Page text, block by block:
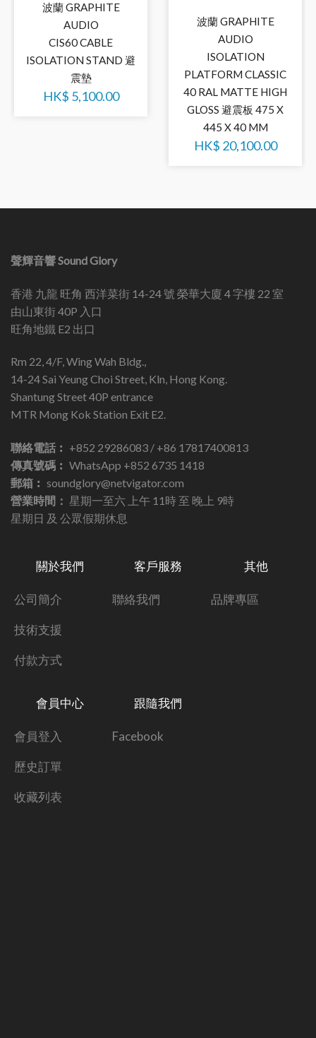
波蘭 GRAPHITE
AUDIO
CIS60 CABLE
ISOLATION STAND 避
震墊
HK$ 5,100.00
波蘭 GRAPHITE
AUDIO
ISOLATION
PLATFORM CLASSIC
40 RAL MATTE HIGH
GLOSS 避震板 475 X
445 X 40 MM
HK$ 20,100.00
聲輝音響 Sound Glory
香港 九龍 旺角 西洋菜街 14-24 號 榮華大廈 4 字樓 22 室
由山東街 40P 入口
旺角地鐵 E2 出口
Rm 22, 4/F, Wing Wah Bldg.,
14-24 Sai Yeung Choi Street, Kln, Hong Kong.
Shantung Street 40P entrance
MTR Mong Kok Station Exit E2.
聯絡電話︰ +852 29286083 / +86 17817400813
傳真號碼︰ WhatsApp +852 6735 1418
郵箱︰ soundglory@netvigator.com
營業時間： 星期一至六 上午 11時 至 晚上 9時
星期日 及 公眾假期休息
關於我們
公司簡介
技術支援
付款方式
客戶服務
聯絡我們
其他
品牌專區
會員中心
會員登入
歷史訂單
收藏列表
跟隨我們
Facebook